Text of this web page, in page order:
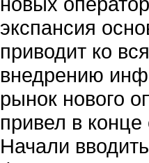
экспансия
приводит ко
внедрению
рынок нового
привел в конце
Начали